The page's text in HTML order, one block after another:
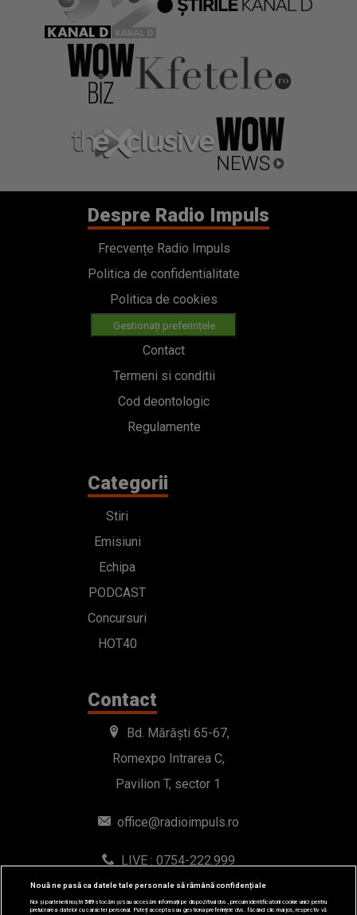
Despre Radio Impuls
Frecvențe Radio Impuls
Politica de confidentialitate
Politica de cookies
Gestionați preferințele
Contact
Termeni si conditii
Cod deontologic
Regulamente
Categorii
Stiri
Emisiuni
Echipa
PODCAST
Concursuri
HOT40
Contact
Bd. Mărăști 65-67,
Romexpo Intrarea C,
Pavilion T, sector 1
office@radioimpuls.ro
LIVE : 0754-222.999
WhatsApp: 0754-222.999
Nouă ne pasă ca datele tale personale să rămână confidențiale
Noi și partenerii noștri589stocăm și/sau accesăm informații pe dispozitivul dvs., precum identificatorii cookie unici pentru
prelucrarea datelor cu caracter personal. Puteți accepta sau gestiona preferințele dvs. făcând clic mai jos, respectiv vă